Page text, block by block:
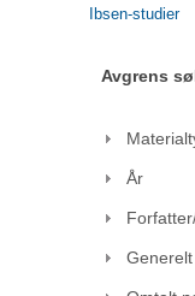
Ibsen-studier
Avgrens
År